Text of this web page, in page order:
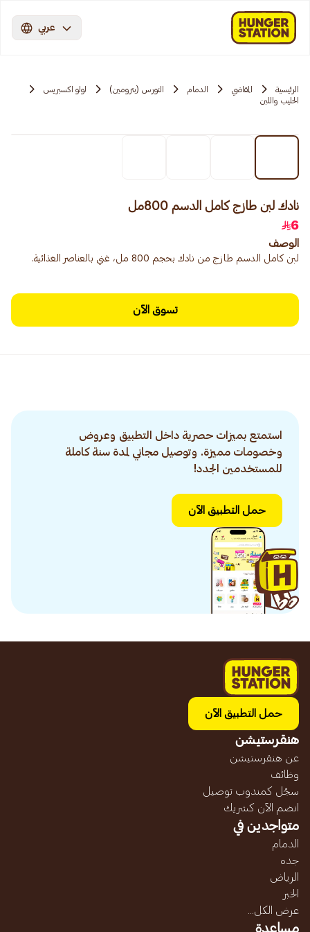
عربي
الرئيسية المقاضي الدمام النورس (بترومين)
لولو اكسبريس
الحليب واللبن
نادك لبن طازج كامل الدسم 800مل
6
الوصف
لبن كامل الدسم طازج من نادك بحجم 800 مل، غني بالعناصر الغذائية.
تسوق الآن
استمتع بميزات حصرية داخل التطبيق وعروض
وخصومات مميزة. وتوصيل مجاني لمدة سنة كاملة
للمستخدمين الجدد!
حمل التطبيق الآن
حمل التطبيق الآن
هنقرستيشن
عن هنقرستيشن
وظائف
سجّل كمندوب توصيل
انضم الآن كشريك
متواجدين في
الدمام
جده
الرياض
الخبر
عرض الكل...
مساعدة